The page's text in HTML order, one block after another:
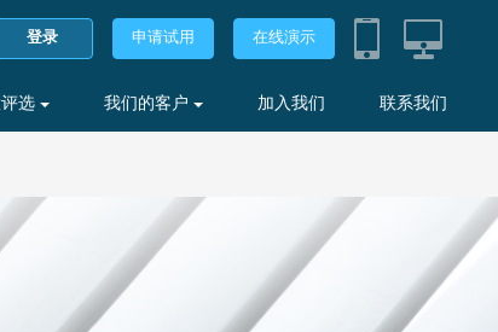
登录 申请试用 在线演示
选 我们的客户 加入我们 联系我们